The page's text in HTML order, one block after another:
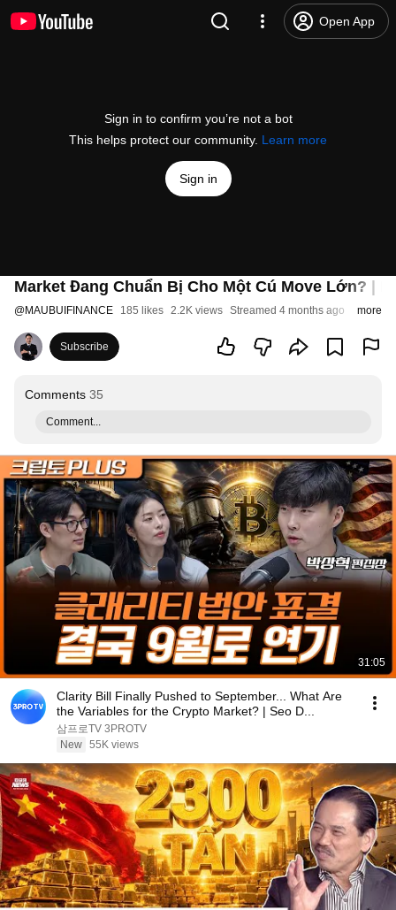
Open App
Sign in to confirm you’re not a bot
This helps protect our community. Learn more
Sign in
Market Đang Chuẩn Bị Cho Một Cú Move Lớn? |
@MAUBUIFINANCE 185 likes 2.2K views Streamed 4 months ago more
Subscribe
Comments 35
Comment...
31:05
Clarity Bill Finally Pushed to September... What Are
the Variables for the Crypto Market? | Seo D...
삼프로TV 3PROTV
New 55K views